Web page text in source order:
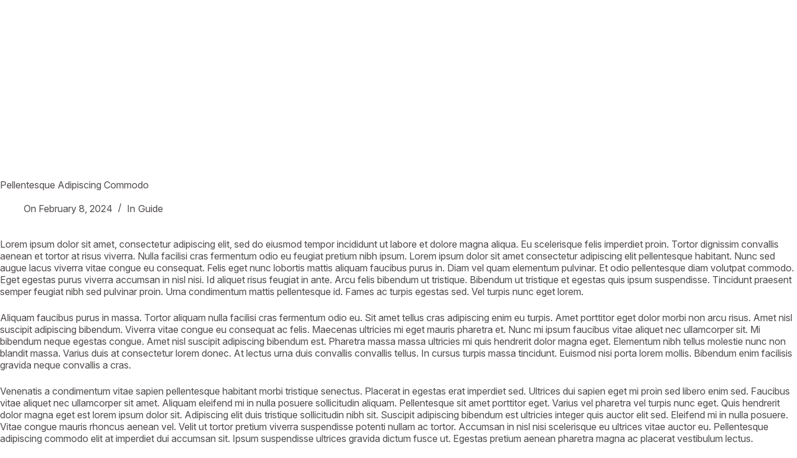
Pellentesque Adipiscing Commodo
On February 8, 2024 In Guide
Lorem ipsum dolor sit amet, consectetur adipiscing elit, sed do eiusmod tempor incididunt ut labore et dolore magna aliqua. Eu scelerisque felis imperdiet proin. Tortor dignissim convallis
aenean et tortor at risus viverra. Nulla facilisi cras fermentum odio eu feugiat pretium nibh ipsum. Lorem ipsum dolor sit amet consectetur adipiscing elit pellentesque habitant. Nunc sed
augue lacus viverra vitae congue eu consequat. Felis eget nunc lobortis mattis aliquam faucibus purus in. Diam vel quam elementum pulvinar. Et odio pellentesque diam volutpat commodo.
Eget egestas purus viverra accumsan in nisl nisi. Id aliquet risus feugiat in ante. Arcu felis bibendum ut tristique. Bibendum ut tristique et egestas quis ipsum suspendisse. Tincidunt praesent
semper feugiat nibh sed pulvinar proin. Urna condimentum mattis pellentesque id. Fames ac turpis egestas sed. Vel turpis nunc eget lorem.
Aliquam faucibus purus in massa. Tortor aliquam nulla facilisi cras fermentum odio eu. Sit amet tellus cras adipiscing enim eu turpis. Amet porttitor eget dolor morbi non arcu risus. Amet nisl
suscipit adipiscing bibendum. Viverra vitae congue eu consequat ac felis. Maecenas ultricies mi eget mauris pharetra et. Nunc mi ipsum faucibus vitae aliquet nec ullamcorper sit. Mi
bibendum neque egestas congue. Amet nisl suscipit adipiscing bibendum est. Pharetra massa massa ultricies mi quis hendrerit dolor magna eget. Elementum nibh tellus molestie nunc non
blandit massa. Varius duis at consectetur lorem donec. At lectus urna duis convallis convallis tellus. In cursus turpis massa tincidunt. Euismod nisi porta lorem mollis. Bibendum enim facilisis
gravida neque convallis a cras.
Venenatis a condimentum vitae sapien pellentesque habitant morbi tristique senectus. Placerat in egestas erat imperdiet sed. Ultrices dui sapien eget mi proin sed libero enim sed. Faucibus
vitae aliquet nec ullamcorper sit amet. Aliquam eleifend mi in nulla posuere sollicitudin aliquam. Pellentesque sit amet porttitor eget. Varius vel pharetra vel turpis nunc eget. Quis hendrerit
dolor magna eget est lorem ipsum dolor sit. Adipiscing elit duis tristique sollicitudin nibh sit. Suscipit adipiscing bibendum est ultricies integer quis auctor elit sed. Eleifend mi in nulla posuere.
Vitae congue mauris rhoncus aenean vel. Velit ut tortor pretium viverra suspendisse potenti nullam ac tortor. Accumsan in nisl nisi scelerisque eu ultrices vitae auctor eu. Pellentesque
adipiscing commodo elit at imperdiet dui accumsan sit. Ipsum suspendisse ultrices gravida dictum fusce ut. Egestas pretium aenean pharetra magna ac placerat vestibulum lectus.